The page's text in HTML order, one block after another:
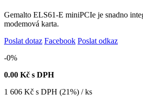
Gemalto ELS61-E miniPCIe je snadno
modemová karta.
Poslat dotaz Facebook Poslat odkaz
-0%
0.00 Kč s DPH
1 606 Kč s DPH (21%) / ks